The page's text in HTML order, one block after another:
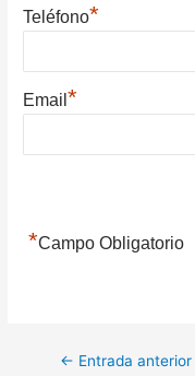
Teléfono*
Email*
*Campo Obligatorio
Navegación
← Entrada anterior